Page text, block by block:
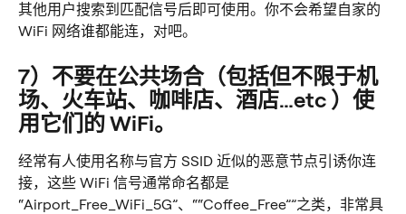
其他用户搜索到匹配信号后即可使用。你不会希望自家的
WiFi 网络谁都能连，对吧。
7）不要在公共场合（包括但不限于机
场、火车站、咖啡店、酒店…etc ）使
用它们的 WiFi。
经常有人使用名称与官方 SSID 近似的恶意节点引诱你连
接，这些 WiFi 信号通常命名都是
“Airport_Free_WiFi_5G”、““Coffee_Free””之类，非常具